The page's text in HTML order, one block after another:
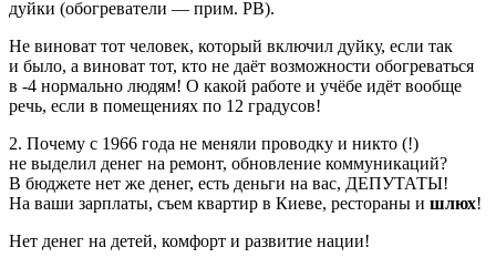
дуйки (обогреватели — прим. РВ).
Не виноват тот человек, который включил дуйку, если так
и было, а виноват тот, кто не даёт возможности обогреваться
в -4 нормально людям! О какой работе и учёбе идёт вообще
речь, если в помещениях по 12 градусов!
2. Почему с 1966 года не меняли проводку и никто (!)
не выделил денег на ремонт, обновление коммуникаций?
В бюджете нет же денег, есть деньги на вас, ДЕПУТАТЫ!
На ваши зарплаты, съем квартир в Киеве, рестораны и шлюх!
Нет денег на детей, комфорт и развитие нации!